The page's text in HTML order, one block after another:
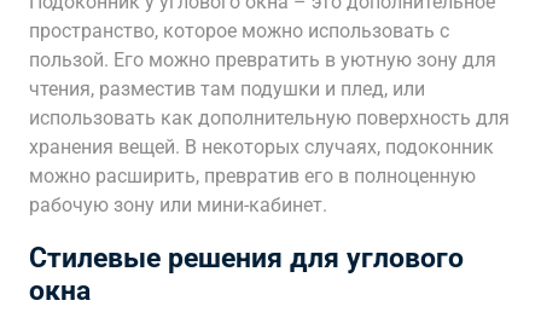
пространство, которое можно использовать с
пользой. Его можно превратить в уютную зону для
чтения, разместив там подушки и плед, или
использовать как дополнительную поверхность для
хранения вещей. В некоторых случаях, подоконник
можно расширить, превратив его в полноценную
рабочую зону или мини-кабинет.
Стилевые решения для углового
окна